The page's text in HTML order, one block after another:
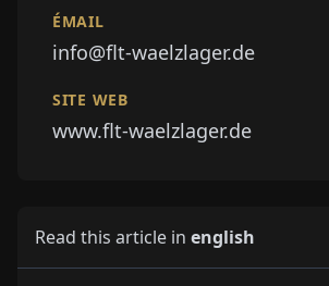
ÉMAIL
info@flt-waelzlager.de
SITE WEB
www.flt-waelzlager.de
Read this article in english